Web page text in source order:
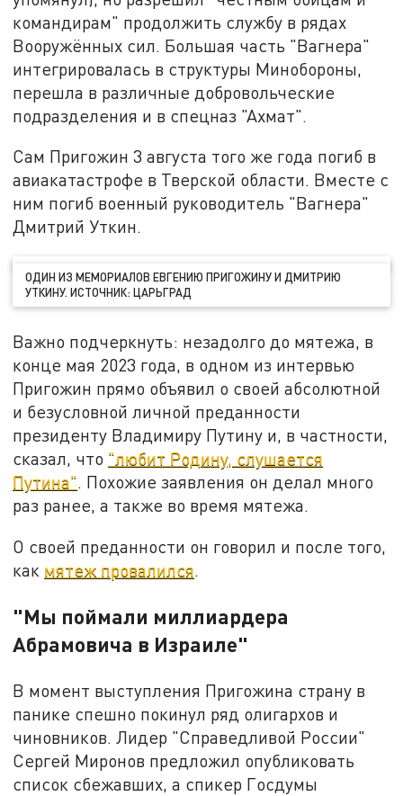
командирам" продолжить службу в рядах
Вооружённых сил. Большая часть "Вагнера"
интегрировалась в структуры Минобороны,
перешла в различные добровольческие
подразделения и в спецназ "Ахмат".
Сам Пригожин 3 августа того же года погиб в
авиакатастрофе в Тверской области. Вместе с
ним погиб военный руководитель "Вагнера"
Дмитрий Уткин.
ОДИН ИЗ МЕМОРИАЛОВ ЕВГЕНИЮ ПРИГОЖИНУ И ДМИТРИЮ
УТКИНУ. ИСТОЧНИК: ЦАРЬГРАД
Важно подчеркнуть: незадолго до мятежа, в
конце мая 2023 года, в одном из интервью
Пригожин прямо объявил о своей абсолютной
и безусловной личной преданности
президенту Владимиру Путину и, в частности,
сказал, что "любит Родину, слушается
Путина". Похожие заявления он делал много
раз ранее, а также во время мятежа.
О своей преданности он говорил и после того,
как мятеж провалился.
"Мы поймали миллиардера
Абрамовича в Израиле"
В момент выступления Пригожина страну в
панике спешно покинул ряд олигархов и
чиновников. Лидер "Справедливой России"
Сергей Миронов предложил опубликовать
список сбежавших, а спикер Госдумы